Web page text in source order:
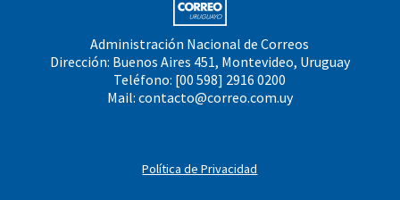
Administración Nacional de Correos
Dirección: Buenos Aires 451, Montevideo, Uruguay
Teléfono: [00 598] 2916 0200
Mail: contacto@correo.com.uy
Política de Privacidad